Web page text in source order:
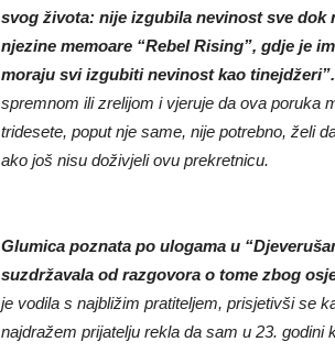
svog života: nije izgubila nevinost sve dok
njezine memoare “Rebel Rising”, gdje je
moraju svi izgubiti nevinost kao tinejdžeri”.
spremnom ili zrelijom i vjeruje da ova poruka
tridesete, poput nje same, nije potrebno, želi
ako još nisu doživjeli ovu prekretnicu.
Glumica poznata po ulogama u
suzdržavala od razgovora o tome zbog
je vodila s najbližim pratiteljem, prisjetivši se
najdražem prijatelju rekla da sam u 23.